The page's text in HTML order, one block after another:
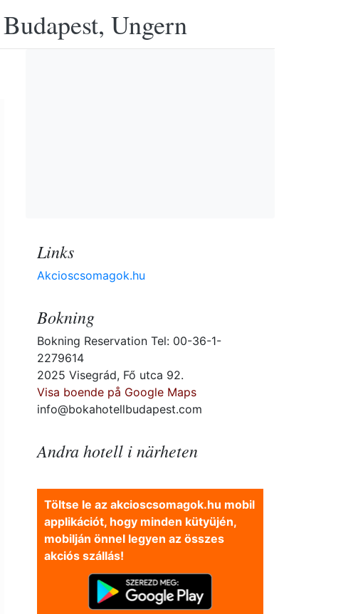
Ungern
Links
Akcioscsomagok.hu
Bokning
Bokning Reservation Tel: 00-36-1-
2279614
2025 Visegrád, Fő utca 92.
Visa boende på Google Maps
info@bokahotellbudapest.com
Andra hotell i närheten
Töltse le az akcioscsomagok.hu mobil
applikációt, hogy minden kütyüjén,
mobilján önnel legyen az összes
akciós szállás!